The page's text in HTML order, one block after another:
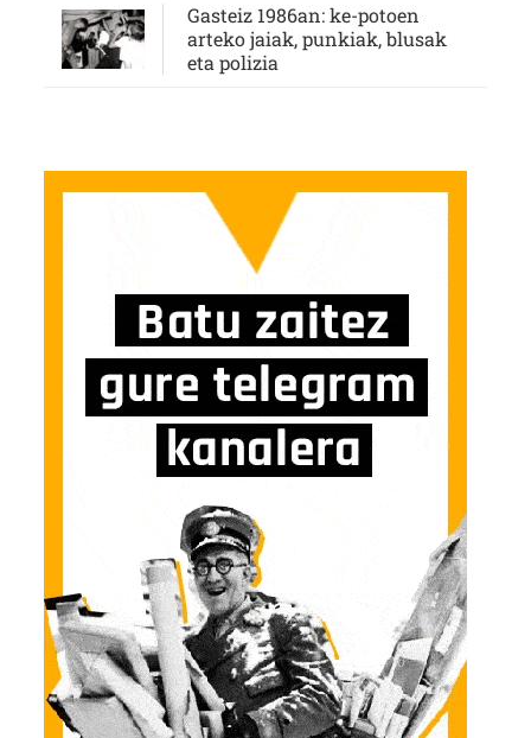
Gasteiz 1986an: ke-potoen
arteko jaiak, punkiak, blusak
eta polizia